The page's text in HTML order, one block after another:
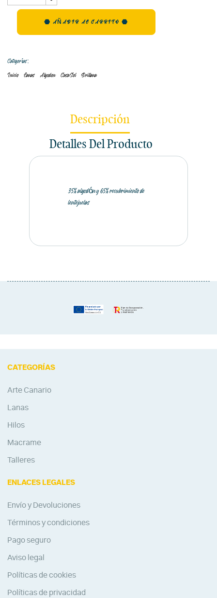
AÑADIR AL CARRITO
Categorías:
Inicio Lanas Algodon CasaSol Brillana
Descripción
Detalles Del Producto
35% algodón y 65% recubrimiento de
lentejuelas
CATEGORÍAS
Arte Canario
Lanas
Hilos
Macrame
Talleres
ENLACES LEGALES
Envío y Devoluciones
Términos y condiciones
Pago seguro
Aviso legal
Políticas de cookies
Políticas de privacidad